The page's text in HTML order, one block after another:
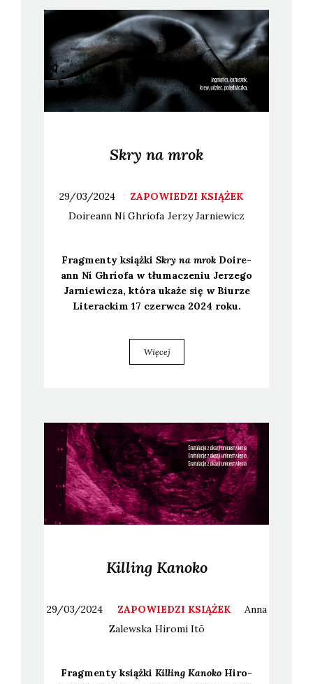
Skry na mrok
29/03/2024
ZAPOWIEDZI KSIĄŻEK
Doireann Ní Ghríofa JerzyJarniewicz
Frag­men­ty książ­ki Skry na mrok Doire­
ann Ní Ghrío­fa w tłu­ma­cze­niu Jerze­go
Jar­nie­wi­cza, któ­ra uka­że się w Biu­rze
Lite­rac­kim 17 czerw­ca 2024 roku.
Więcej
Killing Kanoko
29/03/2024 ZAPOWIEDZI KSIĄŻEK
Anna
Zalewska Hiromi Itō
Frag­men­ty książ­ki Kil­ling Kano­ko Hiro­